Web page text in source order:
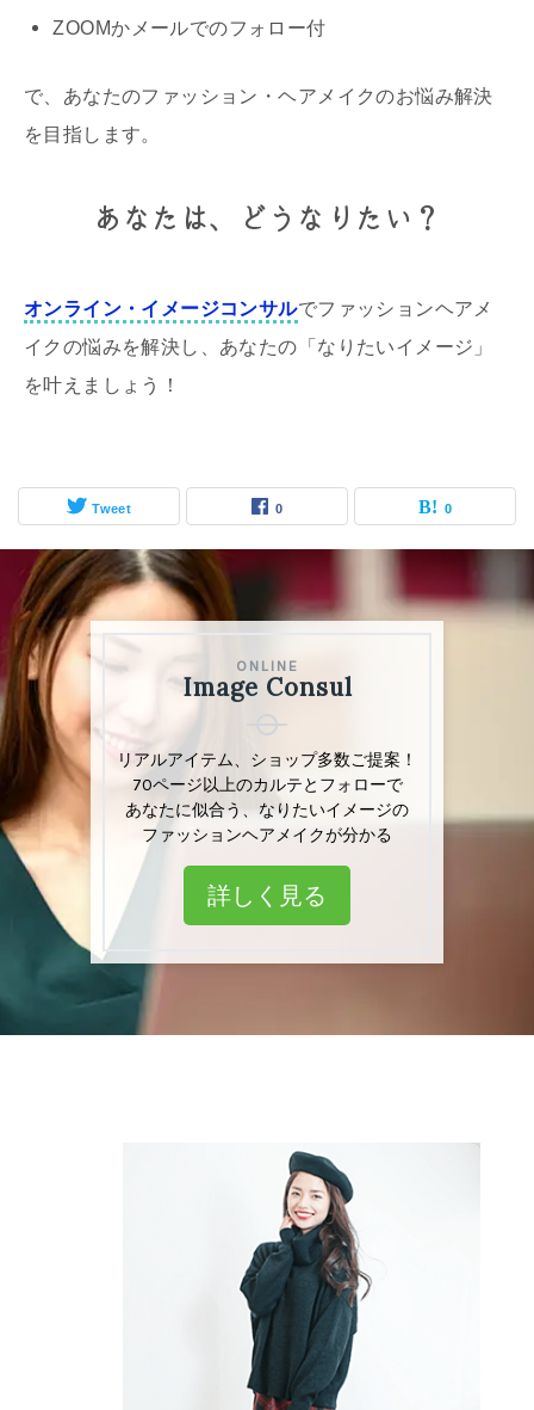
ZOOMかメールでのフォロー付
で、あなたのファッション・ヘアメイクのお悩み解決
を目指します。
あなたは、どうなりたい？
オンライン・イメージコンサルでファッションヘアメ
イクの悩みを解決し、あなたの「なりたいイメージ」
を叶えましょう！
Tweet 0 0
ONLINE
Image Consul
リアルアイテム、ショップ多数ご提案！
70ページ以上のカルテとフォローで
あなたに似合う、なりたいイメージの
ファッションヘアメイクが分かる
詳しく見る
ONLINE
Image Consul
リアルアイテム、ショップリスト多数掲載
「あなた」専用カルテとフォロー付きで
ファッション・ヘアメイクのお悩み解決
詳しく見る